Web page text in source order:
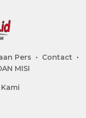
Pers
Contact
MISI